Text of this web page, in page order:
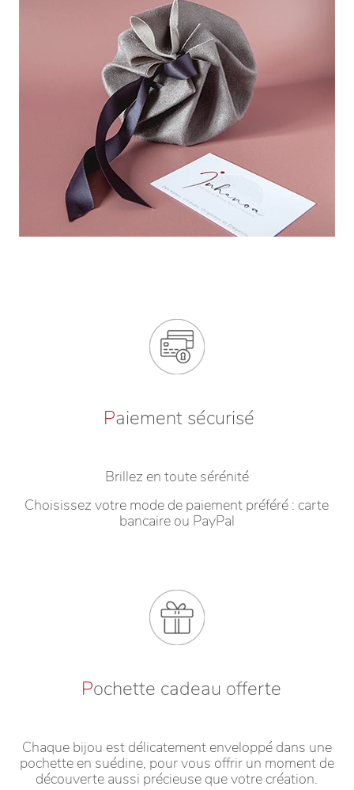
Paiement sécurisé
Brillez en toute sérénité
Choisissez votre mode de paiement préféré : carte
bancaire ou PayPal
Pochette cadeau offerte
Chaque bijou est délicatement enveloppé dans une
pochette en suédine, pour vous offrir un moment de
découverte aussi précieuse que votre création.